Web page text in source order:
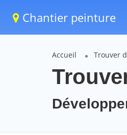
Chantier peinture
Accueil Trouver